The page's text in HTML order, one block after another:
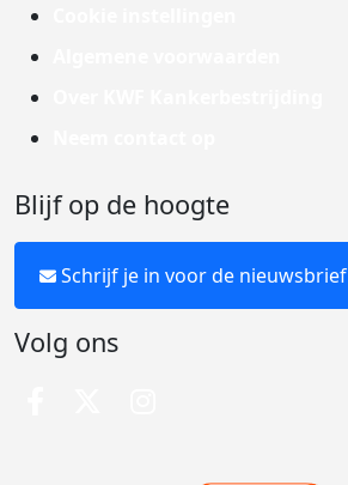
Blijf op de hoogte
Schrijf je in voor de nieuwsbrief
Volg ons